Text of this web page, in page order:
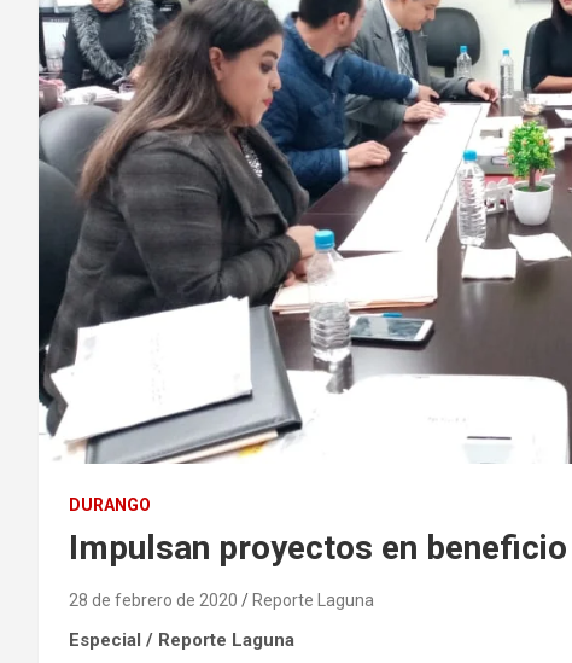
DURANGO
Impulsan proyectos en
28 de febrero de 2020 Reporte Laguna
Especial / Reporte Laguna